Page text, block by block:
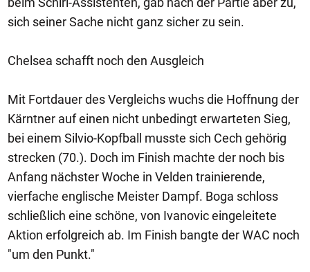
sich seiner Sache nicht ganz sicher zu sein.
Chelsea schafft noch den Ausgleich
Mit Fortdauer des Vergleichs wuchs die Hoffnung der
Kärntner auf einen nicht unbedingt erwarteten Sieg,
bei einem Silvio-Kopfball musste sich Cech gehörig
strecken (70.). Doch im Finish machte der noch bis
Anfang nächster Woche in Velden trainierende,
vierfache englische Meister Dampf. Boga schloss
schließlich eine schöne, von Ivanovic eingeleitete
Aktion erfolgreich ab. Im Finish bangte der WAC noch
"um den Punkt."